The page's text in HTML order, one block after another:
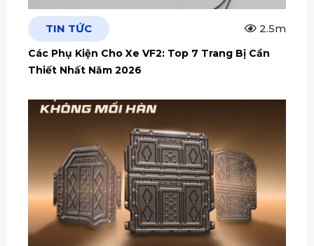
TIN TỨC 2.5m
Các Phụ Kiện Cho Xe VF2: Top 7 Trang Bị Cần
Thiết Nhất Năm 2026